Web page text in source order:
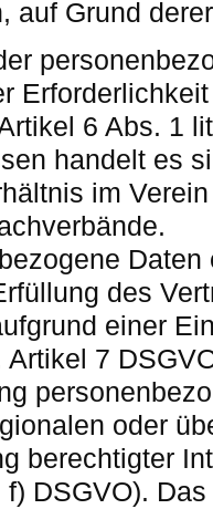
auf Grund
6 Abs. 1
handelt es
im
des
einer
7
oder
berechtigter
DSGVO).